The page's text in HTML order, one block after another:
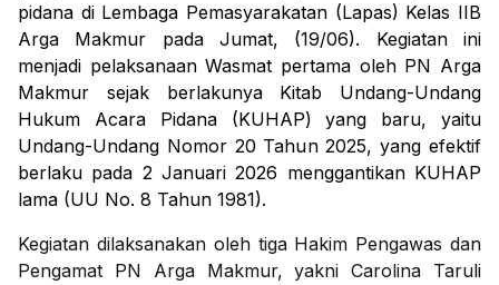
pidana di Lembaga Pemasyarakatan (Lapas) Kelas IIB
Arga Makmur pada Jumat, (19/06). Kegiatan ini
menjadi pelaksanaan Wasmat pertama oleh PN Arga
Makmur sejak berlakunya Kitab Undang-Undang
Hukum Acara Pidana (KUHAP) yang baru, yaitu
Undang-Undang Nomor 20 Tahun 2025, yang efektif
berlaku pada 2 Januari 2026 menggantikan KUHAP
lama (UU No. 8 Tahun 1981).
Kegiatan dilaksanakan oleh tiga Hakim Pengawas dan
Pengamat PN Arga Makmur, yakni Carolina Taruli